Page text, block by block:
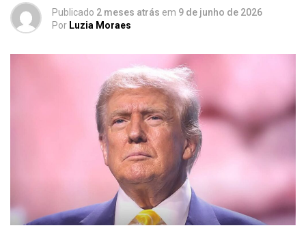
Publicado 2 meses atrás em 9 de junho de 2026
Por Luzia Moraes